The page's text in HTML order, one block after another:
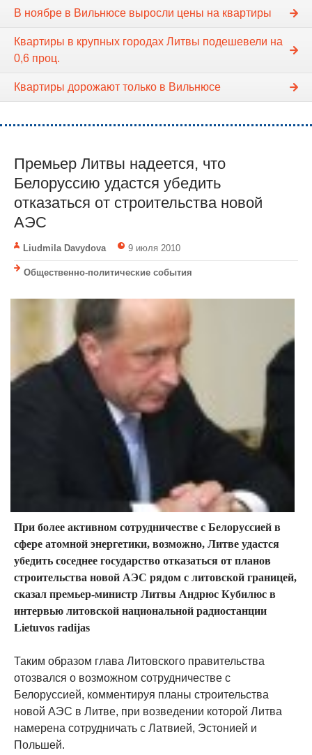
В ноябре в Вильнюсе выросли цены на квартиры
Квартиры в крупных городах Литвы подешевели на
0,6 проц.
Квартиры дорожают только в Вильнюсе
Премьер Литвы надеется, что
Белоруссию удастся убедить
отказаться от строительства новой
АЭС
Liudmila Davydova 9 июля 2010
Общественно-политические события
При более активном сотрудничестве с Белоруссией в
сфере атомной энергетики, возможно, Литве удастся
убедить соседнее государство отказаться от планов
строительства новой АЭС рядом с литовской границей,
сказал премьер-министр Литвы Андрюс Кубилюс в
интервью литовской национальной радиостанции
Lietuvos radijas
Таким образом глава Литовского правительства
отозвался о возможном сотрудничестве с
Белоруссией, комментируя планы строительства
новой АЭС в Литве, при возведении которой Литва
намерена сотрудничать с Латвией, Эстонией и
Польшей.